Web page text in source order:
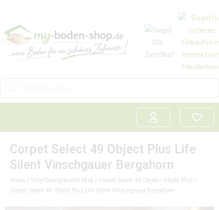
Corpet Select 49 Object Plus Life
Silent Vinschgauer Bergahorn
Home / Vinyl-Designboden klick / Corpet Select 49 Objekt/ Objekt Plus /
Corpet Select 49 Object Plus Life Silent Vinschgauer Bergahorn